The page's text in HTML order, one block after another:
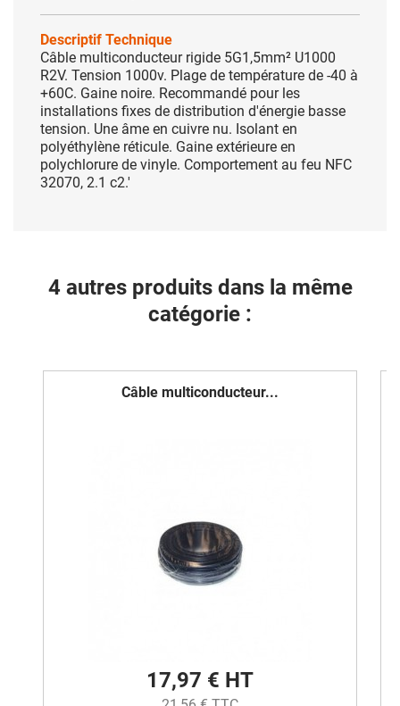
Descriptif Technique
Câble multiconducteur rigide 5G1,5mm² U1000
R2V. Tension 1000v. Plage de température de -40 à
+60C. Gaine noire. Recommandé pour les
installations fixes de distribution d'énergie basse
tension. Une âme en cuivre nu. Isolant en
polyéthylène réticule. Gaine extérieure en
polychlorure de vinyle. Comportement au feu NFC
32070, 2.1 c2.'
4 autres produits dans la même
catégorie :
Câble multiconducteur...
17,97 € HT